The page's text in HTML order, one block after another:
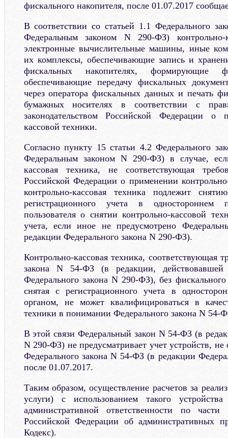
фискального накопителя, после 01.07.2017
В соответствии со статьей 1.1 Федерального
Федеральным законом N 290-ФЗ) контрольно-
электронные вычислительные машины, иные
их комплексы, обеспечивающие запись и
фискальных накопителях, формирующие
обеспечивающие передачу фискальных
через оператора фискальных данных и печать
бумажных носителях в соответствии с
законодательством Российской Федерации о
кассовой техники.
Согласно пункту 15 статьи 4.2 Федерального
Федеральным законом N 290-ФЗ) в случае,
кассовая техника, не соответствующая
Российской Федерации о применении
контрольно-кассовая техника подлежит
регистрационного учета в одностороннем
пользователя о снятии контрольно-кассовой
учета, если иное не предусмотрено
редакции Федерального закона N 290-ФЗ).
Контрольно-кассовая техника, соответствующая
закона N 54-ФЗ (в редакции,
Федерального закона N 290-ФЗ), без
снятая с регистрационного учета в
органом, не может квалифицироваться в
техники в понимании Федерального закона N 54-
В этой связи Федеральный закон N 54-ФЗ (в
N 290-ФЗ) не предусматривает учет устройств,
Федерального закона N 54-ФЗ (в редакции
после 01.07.2017.
Таким образом, осуществление расчетов за
услуги) с использованием такого
административной ответственности по
Российской Федерации об административных
Кодекс).